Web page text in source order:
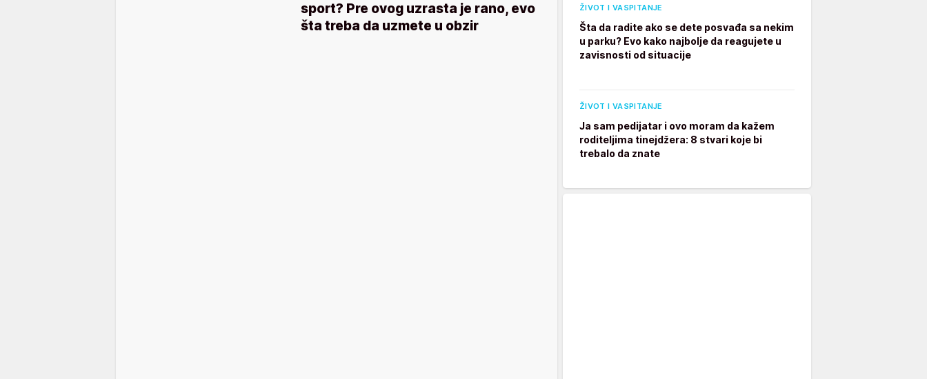
sport? Pre ovog uzrasta je rano, evo
šta treba da uzmete u obzir
ŽIVOT I VASPITANJE
Šta da radite ako se dete posvađa sa nekim
u parku? Evo kako najbolje da reagujete u
zavisnosti od situacije
ŽIVOT I VASPITANJE
Ja sam pedijatar i ovo moram da kažem
roditeljima tinejdžera: 8 stvari koje bi
trebalo da znate